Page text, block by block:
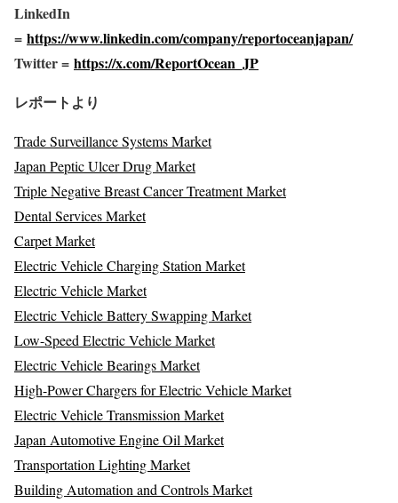
LinkedIn
= https://www.linkedin.com/company/reportoceanjapan/
Twitter = https://x.com/ReportOcean_JP
レポートより
Trade Surveillance Systems Market
Japan Peptic Ulcer Drug Market
Triple Negative Breast Cancer Treatment Market
Dental Services Market
Carpet Market
Electric Vehicle Charging Station Market
Electric Vehicle Market
Electric Vehicle Battery Swapping Market
Low-Speed Electric Vehicle Market
Electric Vehicle Bearings Market
High-Power Chargers for Electric Vehicle Market
Electric Vehicle Transmission Market
Japan Automotive Engine Oil Market
Transportation Lighting Market
Building Automation and Controls Market